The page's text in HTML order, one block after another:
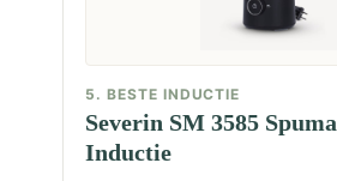
5. BESTE INDUCTIE
Severin SM 3585
Inductie